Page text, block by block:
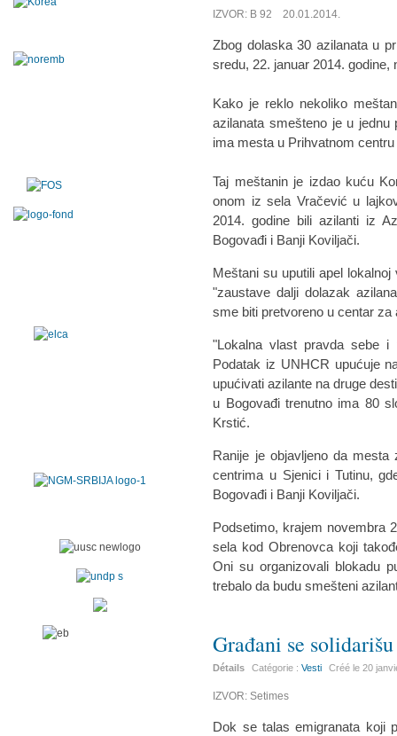
IZVOR: B 92 20.01.2014.
Zbog dolaska 30 azilanata u
sredu, 22. januar 2014.
Kako je reklo nekoliko
azilanata smešteno je u jednu
ima mesta u Prihvatnom
Taj meštanin je izdao kuću
onom iz sela Vračević u
2014. godine bili azilanti iz
Bogovađi i Banji Koviljači.
Meštani su uputili apel
"zaustave dalji dolazak
sme biti pretvoreno u centar za
"Lokalna vlast pravda sebe
Podatak iz UNHCR upućuje
upućivati azilante na druge
u Bogovađi trenutno ima 80
Krstić.
Ranije je objavljeno da
centrima u Sjenici i Tutinu,
Bogovađi i Banji Koviljači.
Podsetimo, krajem novembra
sela kod Obrenovca koji
Oni su organizovali blokadu
trebalo da budu smešteni
Građani se
Détails Catégorie :Vesti Créé le20
IZVOR: Setimes
Dok se talas emigranata koji